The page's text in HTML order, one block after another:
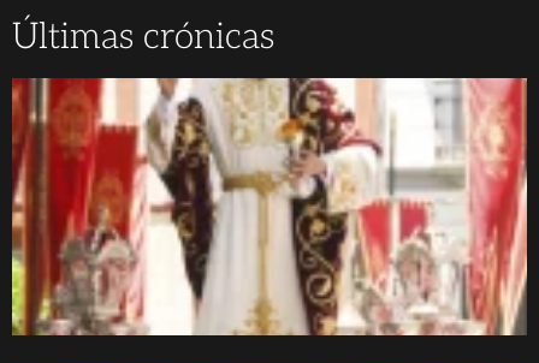
Últimas crónicas